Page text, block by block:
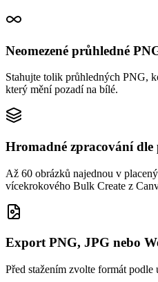
Neomezené průhledné
Stahujte tolik průhledných PNG,
který mění pozadí na bílé.
Hromadné zpracování dle
Až 60 obrázků najednou v
vícekrokového Bulk Create z
Export PNG, JPG nebo
Před stažením zvolte formát podle